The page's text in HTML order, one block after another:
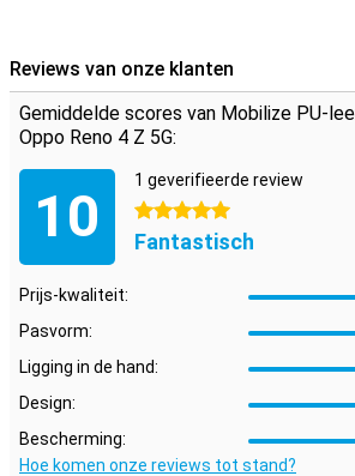
Aan de binnenkant zitten twee horizontale
één verticaal vakje voor briefgeld. Zo heb je
spulletjes op één plek.
Reviews van onze klanten
Gemiddelde scores van Mobilize PU-
Oppo Reno 4 Z 5G:
10
1 geverifieerde review
5 sterren
Fantastisch
Prijs-kwaliteit:
Pasvorm:
Ligging in de hand:
Design:
Bescherming:
Hoe komen onze reviews tot stand?